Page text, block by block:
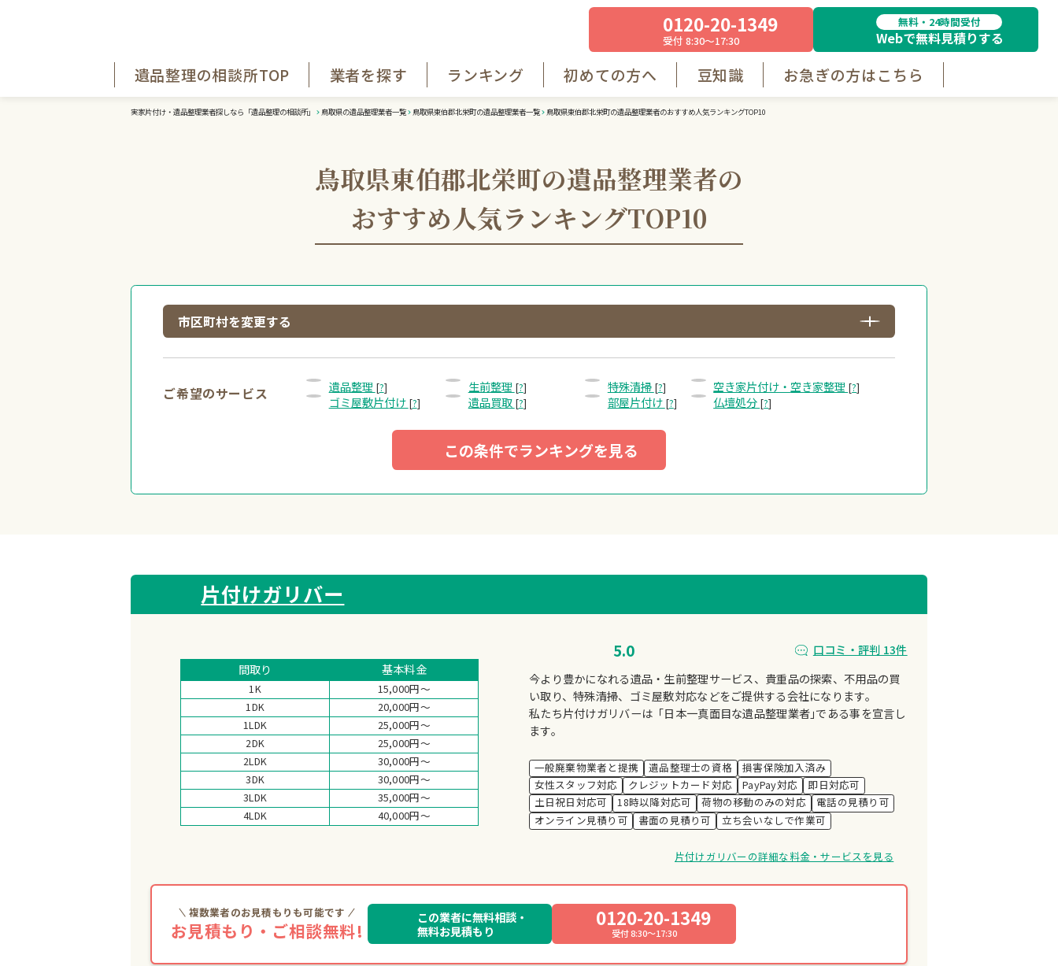
0120-20-1349
受付 8:30～17:30
無料・24時間受付
Webで無料見積りする
遺品整理の相談所TOP 業者を探す ランキング 初めての方へ 豆知識 お急ぎの方はこちら
実家片付け・遺品整理業者探しなら「遺品整理の相談所」 鳥取県の遺品整理業者一覧 鳥取県東伯郡北栄町の遺品整理業者一覧 鳥取県東伯郡北栄町の遺品整理業者のおすすめ人気ランキングTOP10
鳥取県東伯郡北栄町の遺品整理業者の
おすすめ人気ランキングTOP10
市区町村を変更する
ご希望のサービス 遺品整理 [?] 生前整理 [?] 特殊清掃 [?] 空き家片付け・空き家整理 [?]
ゴミ屋敷片付け [?] 遺品買取 [?] 部屋片付け [?] 仏壇処分 [?]
この条件でランキングを見る
片付けガリバー
間取り 基本料金
1K
15,000円～
1DK
20,000円～
1LDK
25,000円～
2DK
25,000円～
2LDK
30,000円～
3DK
30,000円～
3LDK
35,000円～
4LDK
40,000円～
5.0
口コミ・評判 13件
今より豊かになれる遺品・生前整理サービス、貴重品の探索、不用品の買
い取り、特殊清掃、ゴミ屋敷対応などをご提供する会社になります。
私たち片付けガリバーは「日本一真面目な遺品整理業者｣である事を宣言し
ます。
一般廃棄物業者と提携 遺品整理士の資格
損害保険加入済み
女性スタッフ対応
クレジットカード対応 PayPay対応
即日対応可
土日祝日対応可
18時以降対応可 荷物の移動のみの対応
電話の見積り可
オンライン見積り可
書面の見積り可 立ち会いなしで作業可
片付けガリバーの詳細な料金・サービスを見る
複数業者のお見積もりも可能です
お見積もり・ご相談無料!
0120-20-1349
受付 8:30～17:30
この業者に無料相談・
無料お見積もり